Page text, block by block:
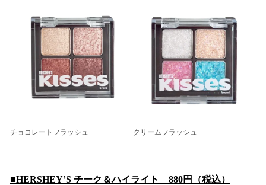
チョコレートフラッシュ クリームフラッシュ
■HERSHEY’S チーク＆ハイライト 880円（税込）